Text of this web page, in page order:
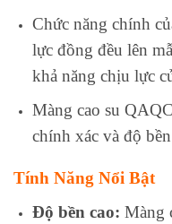
Chức năng chính
lực đồng đều lên
khả năng chịu lực
Màng cao su
chính xác và độ
Tính Năng Nổi Bật
Độ bền cao: Màng